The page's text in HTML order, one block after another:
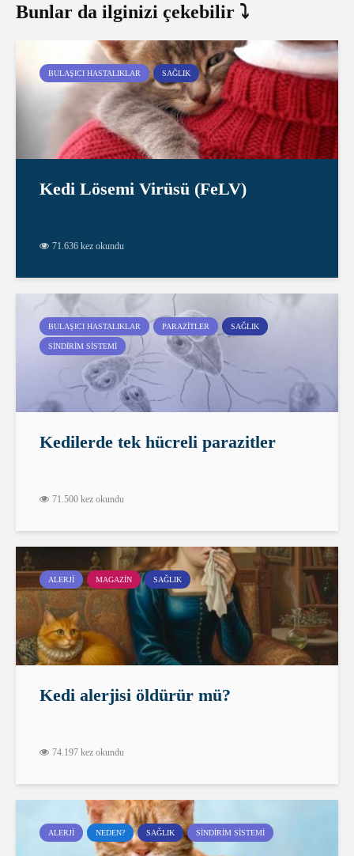
Bunlar da ilginizi çekebilir ⤵️
BULAŞICI HASTALIKLAR SAĞLIK
Kedi Lösemi Virüsü (FeLV)
71.636 kez okundu
BULAŞICI HASTALIKLAR PARAZITLER SAĞLIK
SINDIRIM SISTEMI
Kedilerde tek hücreli parazitler
71.500 kez okundu
ALERJI MAGAZIN SAĞLIK
Kedi alerjisi öldürür mü?
74.197 kez okundu
ALERJI NEDEN? SAĞLIK SINDIRIM SISTEMI